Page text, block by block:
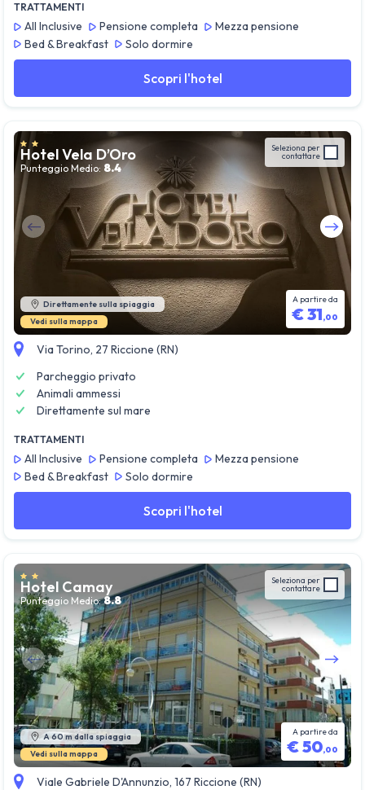
TRATTAMENTI
All Inclusive Pensione completa
Mezza pensione
Bed & Breakfast
Solo dormire
Scopri l'hotel
Guarda tutte le foto
Hotel Vela D’Oro
Punteggio Medio: 8.4
Seleziona per
contattare
Direttamente sulla spiaggia
Vedi sulla mappa
A partire da
€31,00
Via Torino, 27 Riccione (RN)
Parcheggio privato
Animali ammessi
Direttamente sul mare
TRATTAMENTI
All Inclusive Pensione completa
Mezza pensione
Bed & Breakfast
Solo dormire
Scopri l'hotel
Guarda tutte le foto
Hotel Camay
Punteggio Medio: 8.8
Seleziona per
contattare
A 60 m dalla spiaggia
Vedi sulla mappa
A partire da
€50,00
Viale Gabriele D'Annunzio, 167 Riccione (RN)